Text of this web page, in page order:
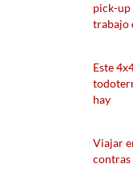
pick-up
trabajo
Este
hay
Viajar
contras